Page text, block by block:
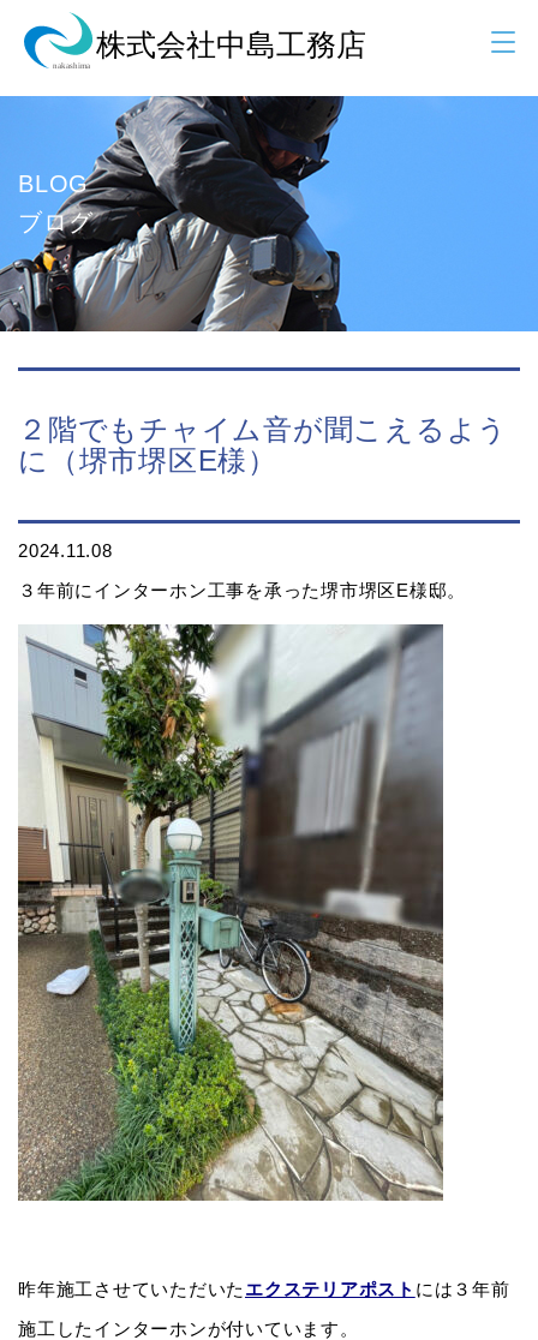
BLOG
ブログ
２階でもチャイム音が聞こえるよう
に（堺市堺区E様）
2024.11.08
３年前に インターホン工事を承った堺市堺区E様邸。
昨年施工させていただいた エクステリアポスト には３年前
施工したインターホンが付いています。